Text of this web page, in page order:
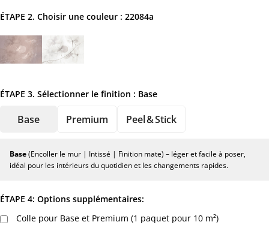
ÉTAPE 2. Choisir une couleur : 22084a
ÉTAPE 3. Sélectionner le finition : Base
Base Premium Peel & Stick
Base(Encoller le mur | Intissé | Finition mate) – léger et facile à poser,
idéal pour les intérieurs du quotidien et les changements rapides.
ÉTAPE 4: Options supplémentaires:
Colle pour Base et Premium (1 paquet pour 10 m²)